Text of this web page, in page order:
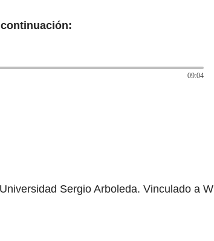
09:04
Sergio Arboleda. Vinculado a W